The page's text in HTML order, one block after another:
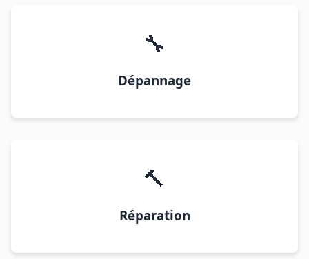
🔧
Dépannage
🔨
Réparation